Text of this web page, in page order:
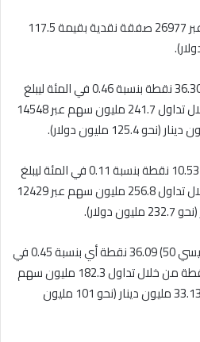
وتم تداول 498.5 مليون سهم عبر 26977 صفقة نقدية بقيمة 117.5
وارتفع مؤشر السوق الرئيسي 36.30 نقطة بنسبة 0.46 في المئة ليبلغ
مستوى 7917.97 نقطة من خلال تداول 241.7 مليون سهم عبر 14548
كما ارتفع مؤشر السوق الأول 10.53 نقطة بنسبة 0.11 في المئة ليبلغ
مستوى 9360.38 نقطة من خلال تداول 256.8 مليون سهم عبر 12429
في موازاة ذلك ارتفع مؤشر (رئيسي 50) 36.09 نقطة أي بنسبة 0.45 في
المئة ليبلغ مستوى 8112.86 نقطة من خلال تداول 182.3 مليون سهم
عبر 9468 صفقة نقدية بقيمة 33.13 مليون دينار (نحو 101 مليون